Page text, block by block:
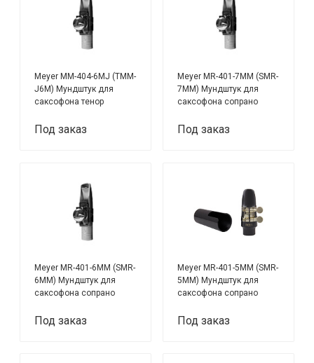
Meyer MM-404-6MJ (TMM-
J6M) Мундштук для
саксофона тенор
Под заказ
Meyer MR-401-7MM (SMR-
7MM) Мундштук для
саксофона сопрано
Под заказ
Meyer MR-401-6MM (SMR-
6MM) Мундштук для
саксофона сопрано
Под заказ
Meyer MR-401-5MM (SMR-
5MM) Мундштук для
саксофона сопрано
Под заказ